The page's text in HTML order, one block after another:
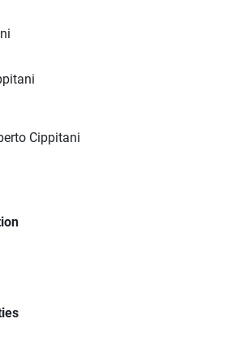
Cippitani